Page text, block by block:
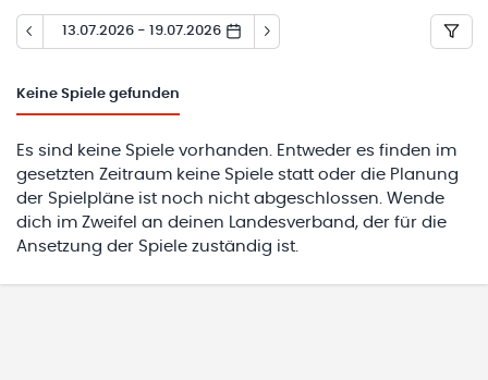
13.07.2026 - 19.07.2026
Keine Spiele gefunden
Es sind keine Spiele vorhanden. Entweder es finden im
gesetzten Zeitraum keine Spiele statt oder die Planung
der Spielpläne ist noch nicht abgeschlossen. Wende
dich im Zweifel an deinen Landesverband, der für die
Ansetzung der Spiele zuständig ist.